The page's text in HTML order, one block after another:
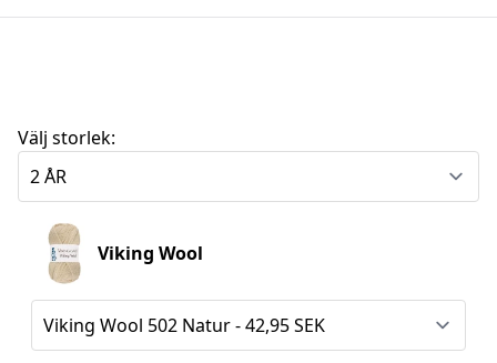
Välj storlek:
Viking Wool